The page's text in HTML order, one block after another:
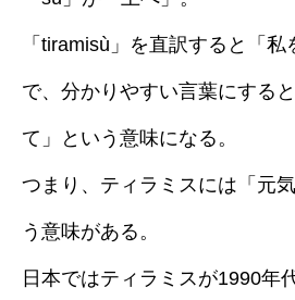
「tiramisù」を直訳すると「私
で、分かりやすい言葉にする
て」という意味になる。
つまり、ティラミスには「元
う意味がある。
日本ではティラミスが1990年